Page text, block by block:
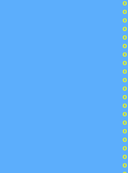
o
o
o
o
o
o
o
o
o
o
o
o
o
o
o
o
o
o
o
o